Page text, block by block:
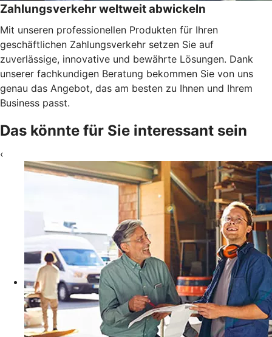
Zahlungsverkehr weltweit abwickeln
Mit unseren professionellen Produkten für Ihren
geschäftlichen Zahlungsverkehr setzen Sie auf
zuverlässige, innovative und bewährte Lösungen. Dank
unserer fachkundigen Beratung bekommen Sie von uns
genau das Angebot, das am besten zu Ihnen und Ihrem
Business passt.
Das könnte für Sie interessant sein
‹